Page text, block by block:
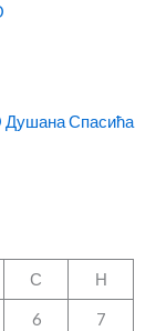
Душана Спасића
С Н
6 7